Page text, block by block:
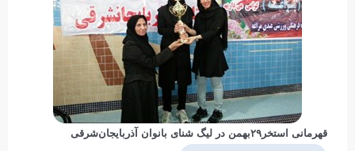
قهرمانی استخر۲۹بهمن در لیگ شنای بانوان آذربایجان‌شرقی